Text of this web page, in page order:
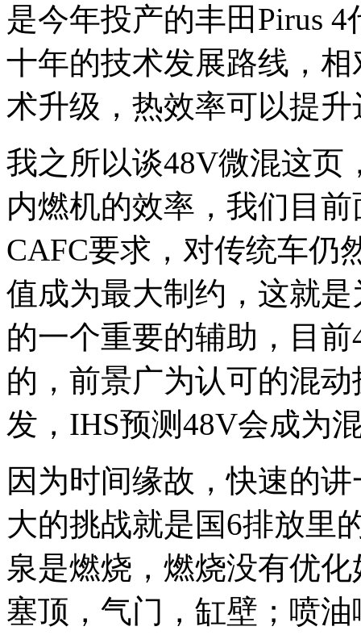
是今年投产的丰田Pirus
十年的技术发展路线，
术升级，热效率可以提
我之所以谈48V微混这页
内燃机的效率，我们目
CAFC要求，对传统车仍
值成为最大制约，这就
的一个重要的辅助，目
的，前景广为认可的混
发，IHS预测48V会成为
因为时间缘故，快速的
大的挑战就是国6排放里
泉是燃烧，燃烧没有优
塞顶，气门，缸壁；喷